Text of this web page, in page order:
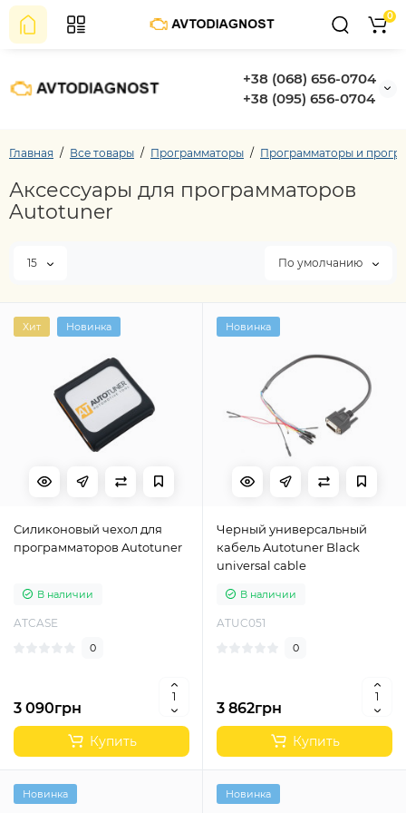
+38 (068) 656-0704
+38 (095) 656-0704
0
Главная Все товары Программаторы Программаторы и
Аксессуары для программаторов
Autotuner
15 По умолчанию
Хит Новинка
Силиконовый чехол для
программаторов Autotuner
В наличии
ATCASE
0
3 090грн
Купить
Новинка
Черный универсальный
кабель Autotuner Black
universal cable
В наличии
ATUC051
0
3 862грн
Купить
Новинка Новинка